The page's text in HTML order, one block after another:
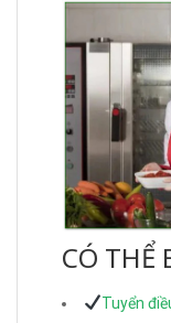
CÓ THỂ
Tuyển